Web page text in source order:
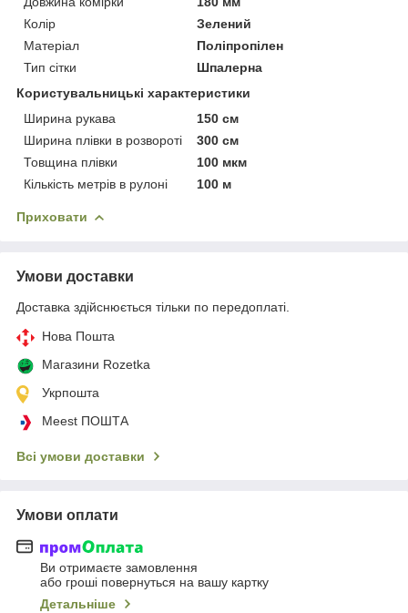
Колір
Зелений
Матеріал
Поліпропілен
Тип сітки
Шпалерна
Користувальницькі характеристики
Ширина рукава
150 см
Ширина плівки в розвороті
300 см
Товщина плівки
100 мкм
Кількість метрів в рулоні
100 м
Приховати
Умови доставки
Доставка здійснюється тільки по передоплаті.
Нова Пошта
Магазини Rozetka
Укрпошта
Meest ПОШТА
Всі умови доставки
Умови оплати
Ви отримаєте замовлення
або гроші повернуться на вашу картку
Детальніше